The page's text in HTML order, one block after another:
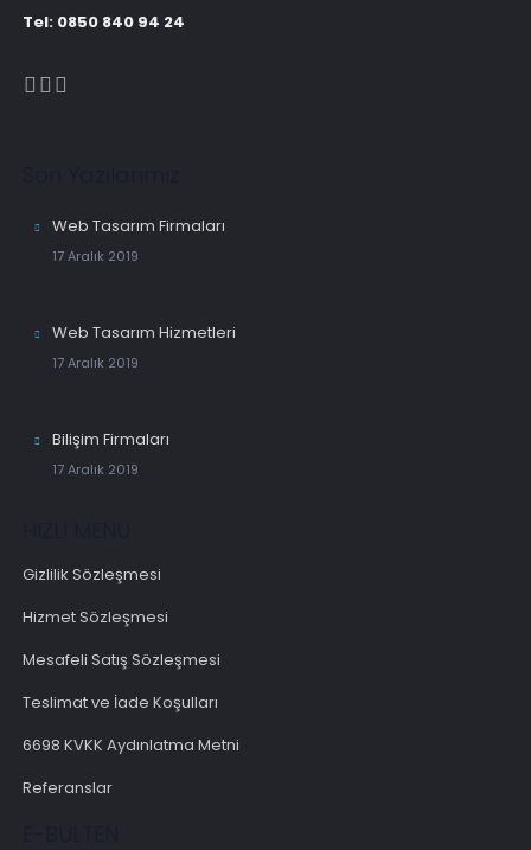
Tel: 0850 840 94 24
Web Tasarım Firmaları
17 Aralık 2019
Web Tasarım Hizmetleri
17 Aralık 2019
Bilişim Firmaları
17 Aralık 2019
Gizlilik Sözleşmesi
Hizmet Sözleşmesi
Mesafeli Satış Sözleşmesi
Teslimat ve İade Koşulları
6698 KVKK Aydınlatma Metni
Referanslar